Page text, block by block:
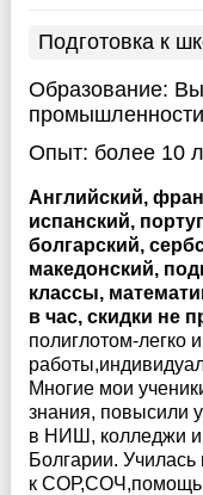
Подготовка к
Образование:
Опыт: более 10
Английский,
испанский,
болгарский,
македонский,
классы,
в час, скидки не
полиглотом-легко
Многие мои
знания, повысили
в НИШ, колледжи и
Болгарии.
к СОР,СОЧ,помощь